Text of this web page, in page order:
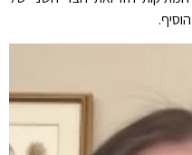
הוסיף.